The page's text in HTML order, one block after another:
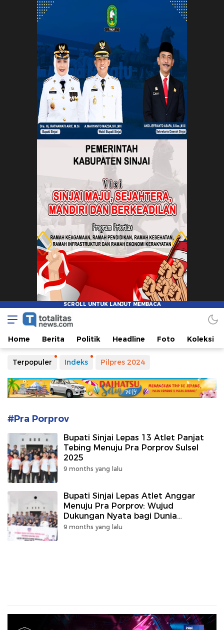
Totalitasnews.com
Berpikir Jernih, Bertindak Totalitas
Home Berita Politik Headline Foto Koleksi
Terpopuler Indeks Pilpres 2024
#Pra Porprov
Bupati Sinjai Lepas 13 Atlet Panjat
Tebing Menuju Pra Porprov Sulsel
2025
9 months yang lalu
Bupati Sinjai Lepas Atlet Anggar
Menuju Pra Porprov: Wujud
Dukungan Nyata bagi Dunia
Olahraga Daerah
9 months yang lalu